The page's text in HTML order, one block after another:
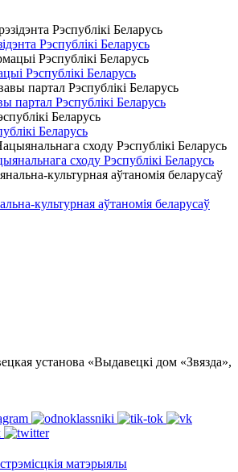
Рэспублікі Беларусь
Рэспублікі Беларусь
партал Рэспублікі Беларусь
Беларусь
сходу Рэспублікі Беларусь
культурная аўтаномія беларусаў
установа «Выдавецкі дом «Звязда»,
матэрыялы